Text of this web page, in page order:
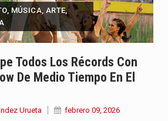
MÚSICA, ARTE,
Todos Los Récords Con
De Medio Tiempo En El
Urueta febrero 09, 2026